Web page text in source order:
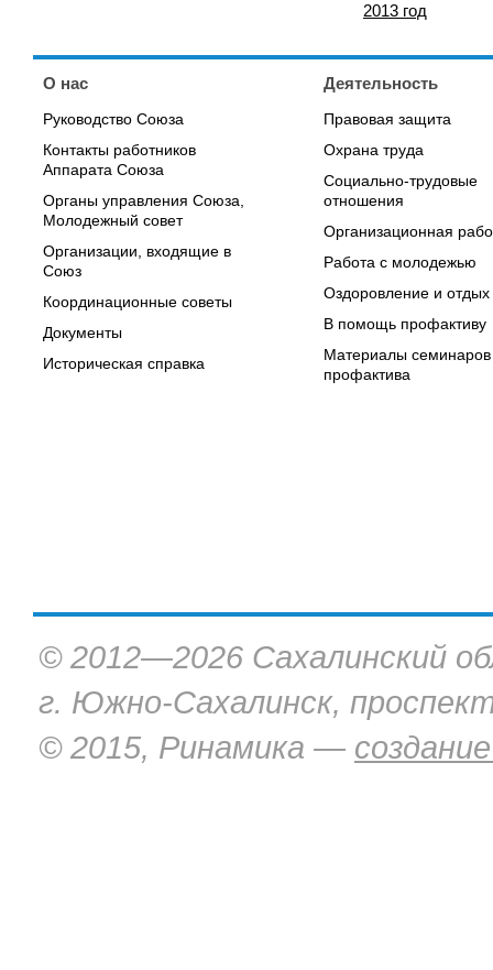
2013 год
О нас
Руководство Союза
Контакты работников
Аппарата Союза
Органы управления Союза,
Молодежный совет
Организации, входящие в
Союз
Координационные советы
Документы
Историческая справка
Деятельность
Правовая защита
Охрана труда
Социально-трудовые
отношения
Организационная
Работа с молодежью
Оздоровление и отдых
В помощь профактиву
Материалы
профактива
© 2012—2026 Сахалинский
г. Южно-Сахалинск,
© 2015, Ринамика —